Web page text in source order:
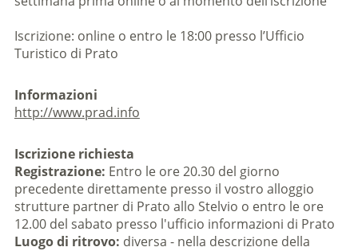
Iscrizione: online o entro le 18:00 presso l’Ufficio
Turistico di Prato
Informazioni
http://www.prad.info
Iscrizione richiesta
Registrazione: Entro le ore 20.30 del giorno
precedente direttamente presso il vostro alloggio
strutture partner di Prato allo Stelvio o entro le ore
12.00 del sabato presso l'ufficio informazioni di Prato
Luogo di ritrovo: diversa - nella descrizione della